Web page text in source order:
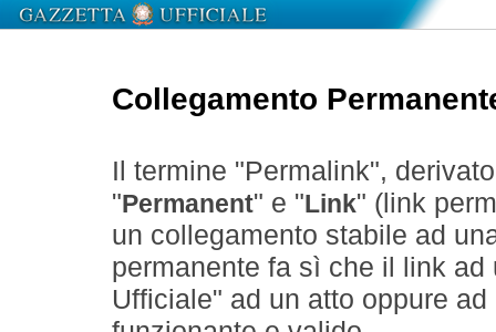
Collegamento
Il termine "Permalink",
" Permanent" e " Link" (link
un collegamento stabile ad
permanente fa sì che il link
Ufficiale" ad un atto oppure